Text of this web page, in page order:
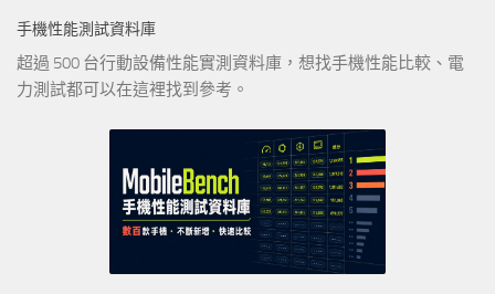
手機性能測試資料庫
超過 500 台行動設備性能實測資料庫，想找手機性能比較、電
力測試都可以在這裡找到參考。